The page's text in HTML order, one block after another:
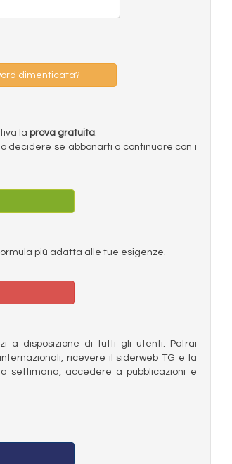
dimenticata?
la prova gratuita.
decidere se abbonarti o continuare con i
più adatta alle tue esigenze.
a disposizione di tutti gli utenti. Potrai
ricevere il siderweb TG e la
settimana, accedere a pubblicazioni e